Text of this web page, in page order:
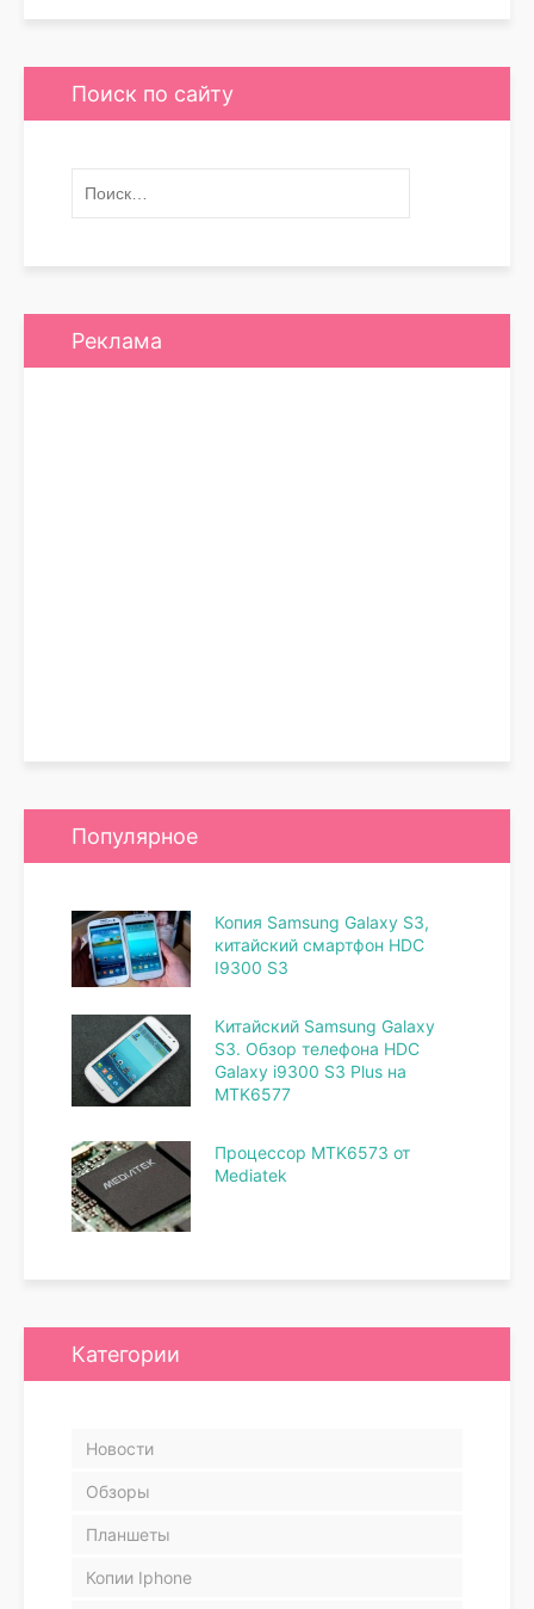
Поиск по сайту
Реклама
Популярное
Копия Samsung Galaxy S3,
китайский смартфон HDC
I9300 S3
Китайский Samsung Galaxy
S3. Обзор телефона HDC
Galaxy i9300 S3 Plus на
MTK6577
Процессор MTK6573 от
Mediatek
Категории
Новости
Обзоры
Планшеты
Копии Iphone